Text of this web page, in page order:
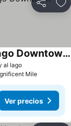
Compartir
al lagoVer precios
Embassy Suites by Hilton Chicago Downtown Magnificent Mile
Mile
Ver precios